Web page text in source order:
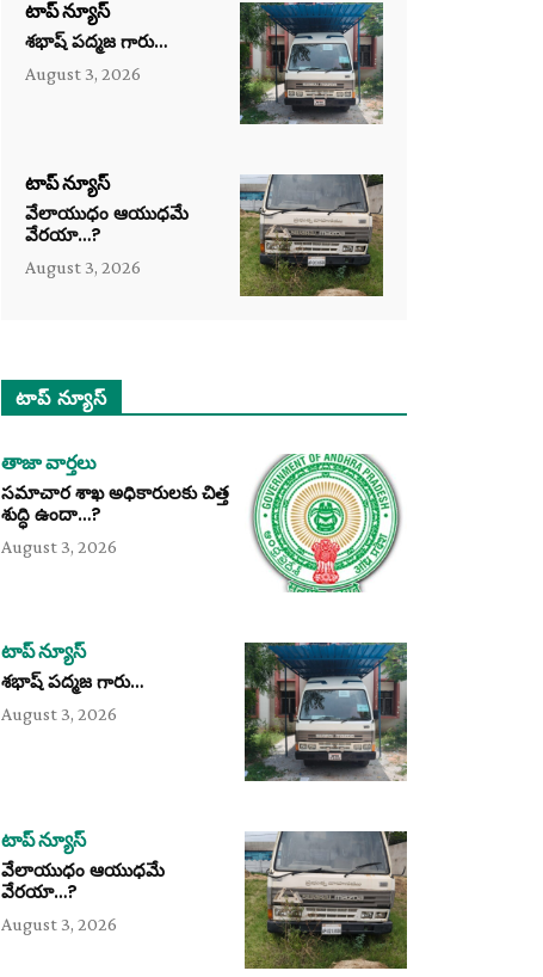
టాప్ న్యూస్
శభాష్ పద్మజ గారు…
August 3, 2026
టాప్ న్యూస్
వేలాయుధం ఆయుధమే
వేరయా…?
August 3, 2026
టాప్ న్యూస్
తాజా వార్తలు
సమాచార శాఖ అధికారులకు చిత్త
శుద్ధి ఉందా…?
August 3, 2026
టాప్ న్యూస్
శభాష్ పద్మజ గారు…
August 3, 2026
టాప్ న్యూస్
వేలాయుధం ఆయుధమే
వేరయా…?
August 3, 2026